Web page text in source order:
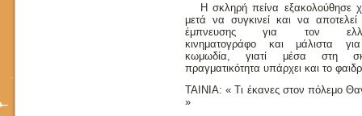
Η σκληρή πείνα εξακολούθησε
μετά να συγκινεί και να
έμπνευσης για τον
κινηματογράφο και μάλιστα
κωμωδία, γιατί μέσα στη
πραγματικότητα υπάρχει και το
ΤΑΙΝΙΑ: « Τι έκανες στον πόλεμο
»